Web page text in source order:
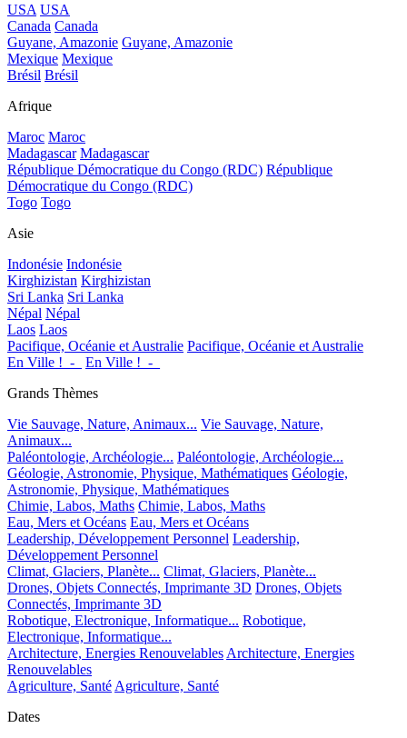
USA USA
Canada Canada
Guyane, Amazonie Guyane, Amazonie
Mexique Mexique
Brésil Brésil
Afrique
Maroc Maroc
Madagascar Madagascar
République Démocratique du Congo (RDC) République
Démocratique du Congo (RDC)
Togo Togo
Asie
Indonésie Indonésie
Kirghizistan Kirghizistan
Sri Lanka Sri Lanka
Népal Népal
Laos Laos
Pacifique, Océanie et Australie Pacifique, Océanie et Australie
En Ville !_-_
En Ville !_-_
Grands Thèmes
Vie Sauvage, Nature, Animaux... Vie Sauvage, Nature,
Animaux...
Paléontologie, Archéologie... Paléontologie, Archéologie...
Géologie, Astronomie, Physique, Mathématiques Géologie,
Astronomie, Physique, Mathématiques
Chimie, Labos, Maths Chimie, Labos, Maths
Eau, Mers et Océans Eau, Mers et Océans
Leadership, Développement Personnel Leadership,
Développement Personnel
Climat, Glaciers, Planète... Climat, Glaciers, Planète...
Drones, Objets Connectés, Imprimante 3D Drones, Objets
Connectés, Imprimante 3D
Robotique, Electronique, Informatique... Robotique,
Electronique, Informatique...
Architecture, Energies Renouvelables Architecture, Energies
Renouvelables
Agriculture, Santé Agriculture, Santé
Dates